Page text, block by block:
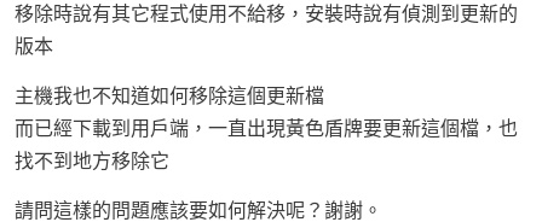
移除時說有其它程式使用不給移，安裝時說有偵測到更新的
版本
主機我也不知道如何移除這個更新檔
而已經下載到用戶端，一直出現黃色盾牌要更新這個檔，也
找不到地方移除它
請問這樣的問題應該要如何解決呢？謝謝。